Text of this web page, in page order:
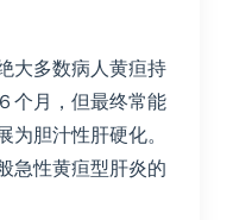
大多数病人黄疸持
个月，但最终常能
为胆汁性肝硬化。
急性黄疸型肝炎的